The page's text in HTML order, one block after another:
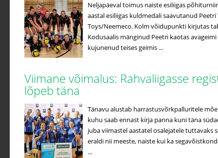
Neljapäeval toimus naiste esiliigas
aastal esiliigas kuldmedali saavutanud
Toys/Neemeco. Kolm võidupunkti kirjutas
Kodusaalis mänginud Peetri kaotas
kujunenud teises geimis ...
Viimane võimalus: Rahvaliigasse
lõpeb täna
Tänavu alustab harrastusvõrkpalluritele
kuhu saab ennast kirja panna kuni täna
juba viimastel aastatel osalejatele tuttavaks
eraldi nii meeste, naiste kui ka
...